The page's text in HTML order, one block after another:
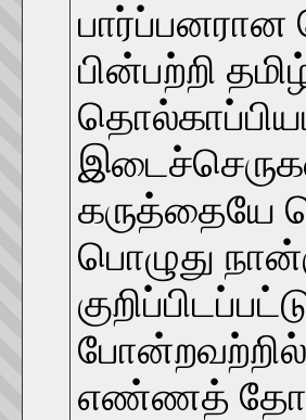
பின்பற்றி
கருத்தையே
பொழுது
போன்றவற்றில்
எண்ணத்